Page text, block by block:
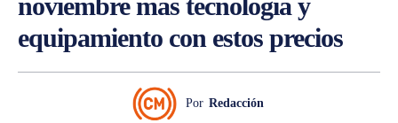
equipamiento con estos precios
Por Redacción